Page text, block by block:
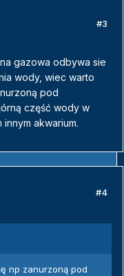
#3
gazowa odbywa sie
wody, wiec warto
pod
część wody w
akwarium.
#4
np zanurzoną pod